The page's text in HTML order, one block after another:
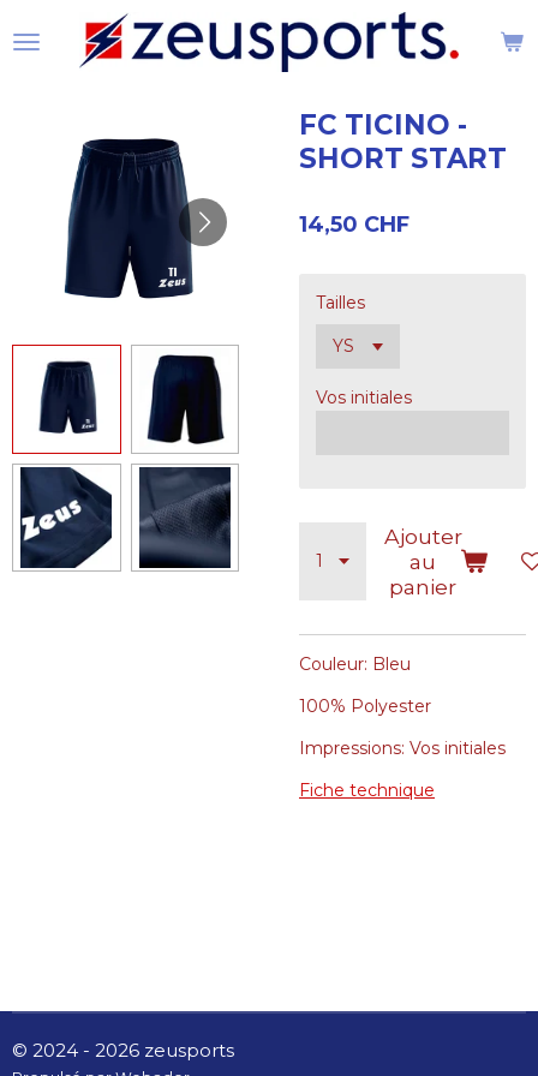
au
FC TICINO -
SHORT START
14,50 CHF
Tailles
Vos initiales
Ajouter
au
panier
Couleur: Bleu
100% Polyester
Impressions: Vos initiales
Fiche technique
© 2024 - 2026 zeusports